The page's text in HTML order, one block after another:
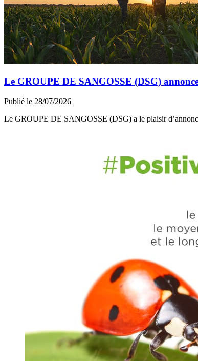
Le GROUPE DE SANGOSSE (DSG)
Publié le 28/07/2026
Le GROUPE DE SANGOSSE (DSG) a le plaisir